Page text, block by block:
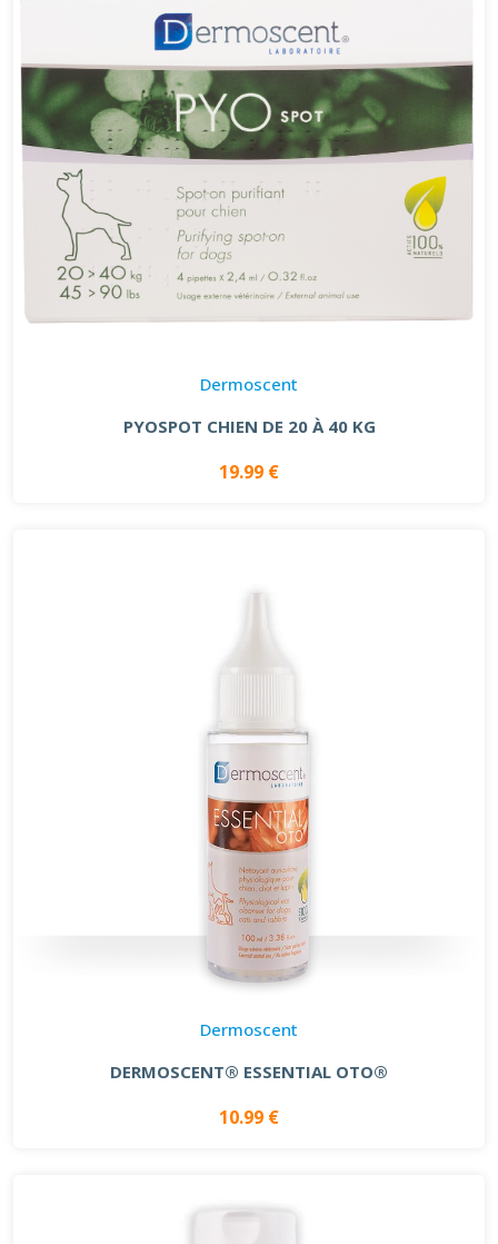
Dermoscent
PYOSPOT CHIEN DE 20 À 40 KG
19.99 €
Dermoscent
DERMOSCENT® ESSENTIAL OTO®
10.99 €